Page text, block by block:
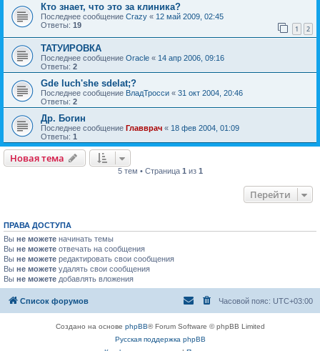
Кто знает, что это за клиника?
Последнее сообщение Crazy « 12 май 2009, 02:45
Ответы: 19 1 2
ТАТУИРОВКА
Последнее сообщение Oracle « 14 апр 2006, 09:16
Ответы: 2
Gde luch'she sdelat;?
Последнее сообщение ВладТросси « 31 окт 2004, 20:46
Ответы: 2
Др. Богин
Последнее сообщение Главврач « 18 фев 2004, 01:09
Ответы: 1
Новая тема
5 тем • Страница 1 из 1
Перейти
ПРАВА ДОСТУПА
Вы не можете начинать темы
Вы не можете отвечать на сообщения
Вы не можете редактировать свои сообщения
Вы не можете удалять свои сообщения
Вы не можете добавлять вложения
Список форумов Часовой пояс: UTC+03:00
Создано на основе phpBB® Forum Software © phpBB Limited
Русская поддержка phpBB